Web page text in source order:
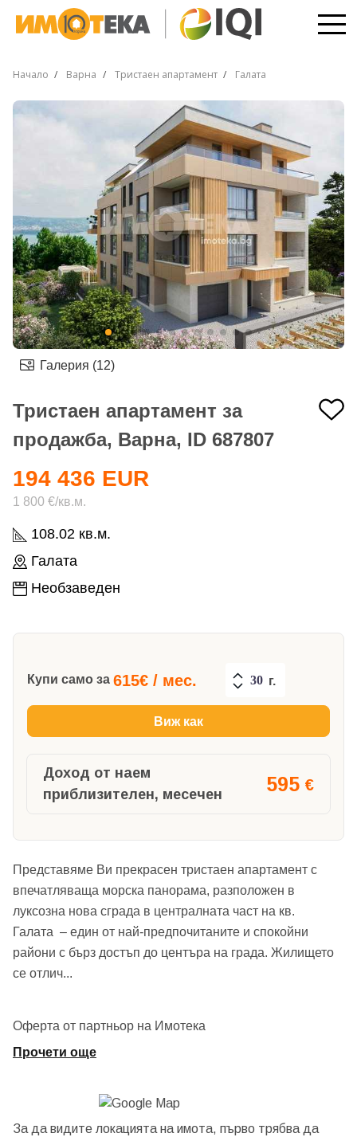
Начало Варна Тристаен апартамент Галата
Галерия (12)
Тристаен апартамент за
продажба, Варна, ID 687807
108.02 кв.м.
Галата
Необзаведен
194 436 EUR
1 800 €/кв.м.
Купи само за 615€ / мес. г.
Виж как
Доход от наем
приблизителен, месечен
595 €
Представяме Ви прекрасен тристаен апартамент с
впечатляваща морска панорама, разположен в
луксозна нова сграда в централната част на кв.
Галата – един от най-предпочитаните и спокойни
райони с бърз достъп до центъра на града. Жилището
се отлич...
Оферта от партньор на Имотека
Прочети още
За да видите локацията на имота, първо трябва да